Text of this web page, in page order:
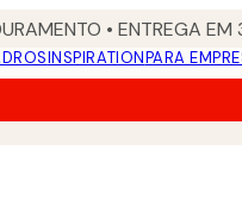
• ENTREGA
INSPIRATIONPARA